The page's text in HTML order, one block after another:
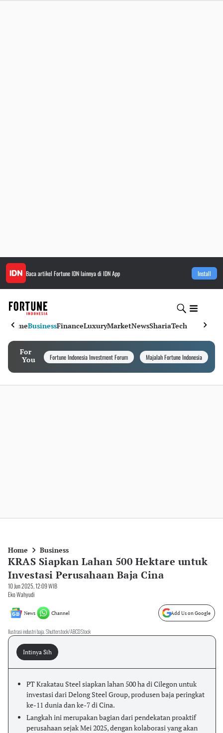
Baca artikel Fortune IDNlainnya di IDN App Install
HomeBusinessFinanceLuxuryMarketNewsShariaTech
For
You
Fortune Indonesia Investment Forum Majalah Fortune Indonesia
Home Business
KRAS Siapkan Lahan 500 Hektare untuk
Investasi Perusahaan Baja Cina
10 Jun 2025, 12:09 WIB
Eko Wahyudi
News Channel Add Us on Google
Ilustrasi industri baja. Shutterstock/ABCDStock
Intinya Sih
PT Krakatau Steel siapkan lahan 500 ha di Cilegon untuk
investasi dari Delong Steel Group, produsen baja peringkat
ke-11 dunia dan ke-7 di Cina.
Langkah ini merupakan bagian dari pendekatan proaktif
perusahaan sejak Mei 2025, dengan kolaborasi yang akan